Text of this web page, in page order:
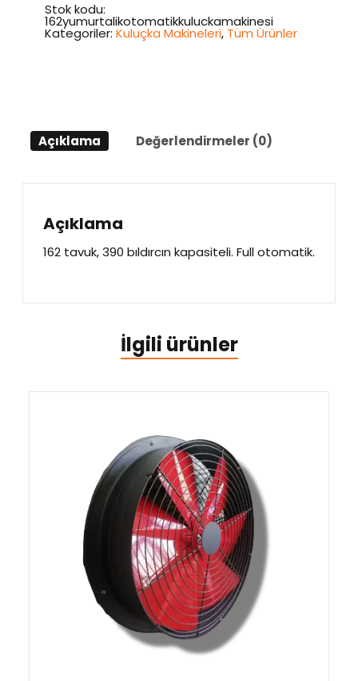
Stok kodu:
162yumurtalikotomatikkuluckamakinesi
Kategoriler: Kuluçka Makineleri, Tüm Ürünler
Açıklama Değerlendirmeler (0)
Açıklama
162 tavuk, 390 bıldırcın kapasiteli. Full otomatik.
İlgili ürünler